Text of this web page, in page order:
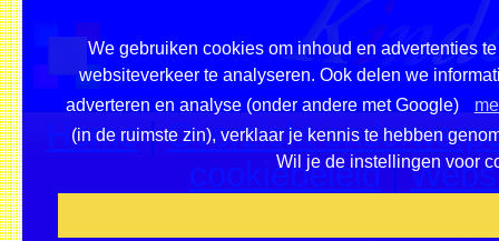
We gebruiken cookies om inhoud en advertenties
websiteverkeer te analyseren. Ook delen we
adverteren en analyse (onder andere met Google)
(in de ruimste zin), verklaar je kennis te hebben
Wil je de instellingen voor
Home|Overzicht
cookiebeleid|